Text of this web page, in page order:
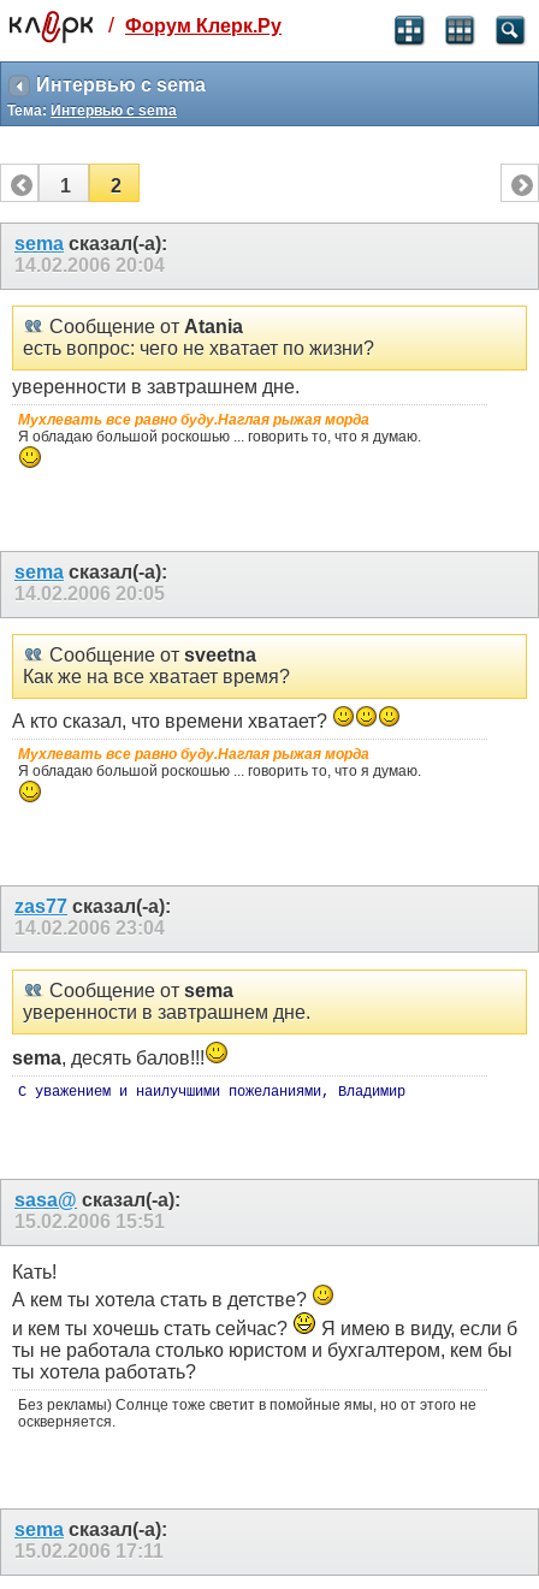
Святые угодники, Клерк без рекламы
прекрасен:)
месяц
3 месяца
259 ₽
-10%
полгода
499 ₽
-15%
/ Форум Клерк.Ру
Интервью с sema
Тема: Интервью с sema
1 2
sema сказал(-а):
14.02.2006 20:04
Сообщение от Atania
есть вопрос: чего не хватает по жизни?
уверенности в завтрашнем дне.
Мухлевать все равно буду.Наглая рыжая морда
Я обладаю большой роскошью ... говорить то, что я думаю.
sema сказал(-а):
14.02.2006 20:05
Сообщение от sveetna
Как же на все хватает время?
А кто сказал, что времени хватает?
Мухлевать все равно буду.Наглая рыжая морда
Я обладаю большой роскошью ... говорить то, что я думаю.
zas77 сказал(-а):
14.02.2006 23:04
Сообщение от sema
уверенности в завтрашнем дне.
sema, десять балов!!!
С уважением и наилучшими пожеланиями, Владимир
sasa@ сказал(-а):
15.02.2006 15:51
Кать!
А кем ты хотела стать в детстве?
и кем ты хочешь стать сейчас?
Я имею в виду, если б
ты не работала столько юристом и бухгалтером, кем бы
ты хотела работать?
Без рекламы) Солнце тоже светит в помойные ямы, но от этого не
оскверняется.
sema сказал(-а):
15.02.2006 17:11